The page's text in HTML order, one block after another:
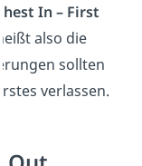
In – First
also die
sollten
verlassen.